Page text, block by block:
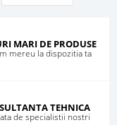
MARI DE PRODUSE
mereu la dispozitia ta
TEHNICA
de specialistii nostri